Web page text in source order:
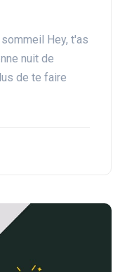
Hey, t'as
nuit de
de te faire